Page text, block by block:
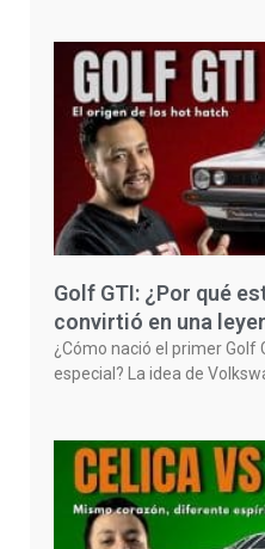
Golf GTI: ¿Por qué
convirtió en una
¿Cómo nació el primer Golf
especial? La idea de